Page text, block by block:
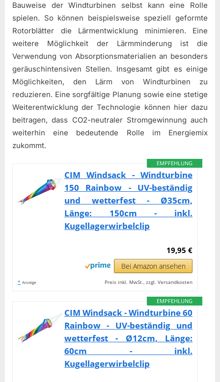
Bauweise der Windturbinen selbst kann eine Rolle
spielen. So können beispielsweise speziell geformte
Rotorblätter die Lärmentwicklung minimieren. Eine
weitere Möglichkeit der Lärmminderung ist die
Verwendung von Absorptionsmaterialien an besonders
geräuschintensiven Stellen. Insgesamt gibt es einige
Möglichkeiten, den Lärm von Windturbinen zu
reduzieren. Eine sorgfältige Planung sowie eine stetige
Weiterentwicklung der Technologie können hier dazu
beitragen, dass CO2-neutraler Stromgewinnung auch
weiterhin eine bedeutende Rolle im Energiemix
zukommt.
EMPFEHLUNG
CIM Windsack - Windturbine
150 Rainbow - UV-beständig
und wetterfest - Ø35cm,
Länge: 150cm - inkl.
Kugellagerwirbelclip
19,95 €
Bei Amazon ansehen
* Anzeige Preis inkl. MwSt., zzgl. Versandkosten
EMPFEHLUNG
CIM Windsack - Windturbine 60
Rainbow - UV-beständig und
wetterfest - Ø12cm, Länge:
60cm - inkl.
Kugellagerwirbelclip